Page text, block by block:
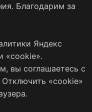
Благодарим за
Яндекс
«cookie».
вы соглашаетесь с
«cookie»